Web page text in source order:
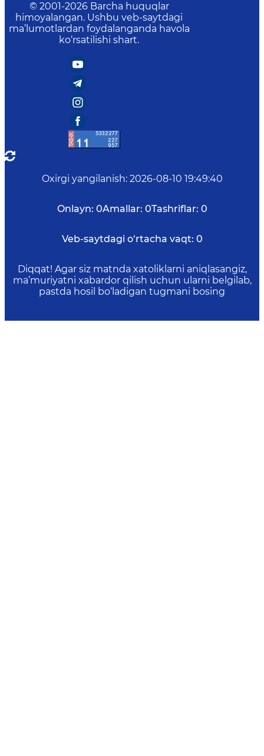
© 2001-2026 Barcha huquqlar
himoyalangan. Ushbu veb-saytdagi
ma’lumotlardan foydalanganda havola
ko‘rsatilishi shart.
Oxirgi yangilanish: 2026-08-10 19:49:40
Onlayn: 0Amallar: 0Tashriflar: 0
Veb-saytdagi o‘rtacha vaqt: 0
Diqqat! Agar siz matnda xatoliklarni aniqlasangiz,
ma’muriyatni xabardor qilish uchun ularni belgilab,
pastda hosil bo‘ladigan tugmani bosing